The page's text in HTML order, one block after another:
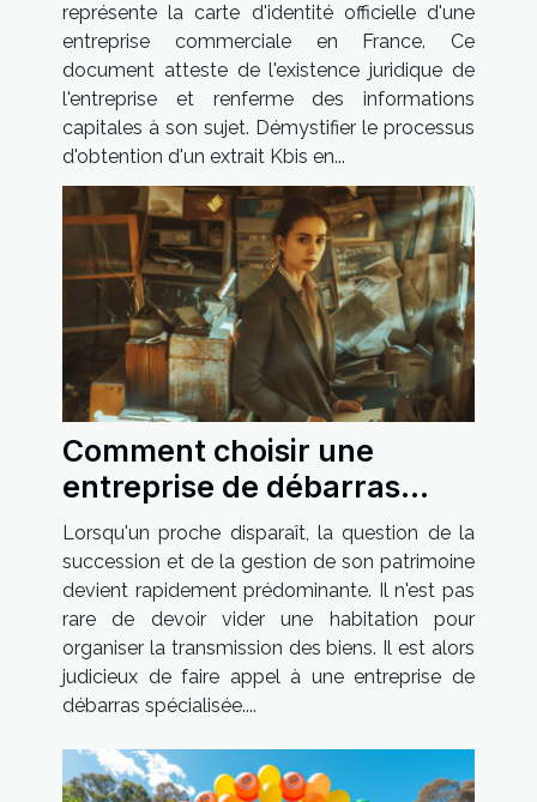
représente la carte d'identité officielle d'une
entreprise commerciale en France. Ce
document atteste de l'existence juridique de
l'entreprise et renferme des informations
capitales à son sujet. Démystifier le processus
d'obtention d'un extrait Kbis en...
Comment choisir une
entreprise de débarras
pour une succession
Lorsqu'un proche disparaît, la question de la
succession et de la gestion de son patrimoine
devient rapidement prédominante. Il n'est pas
rare de devoir vider une habitation pour
organiser la transmission des biens. Il est alors
judicieux de faire appel à une entreprise de
débarras spécialisée....